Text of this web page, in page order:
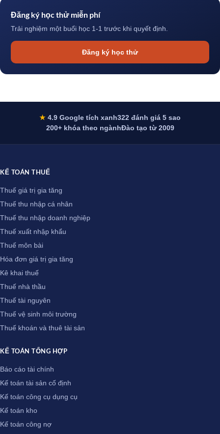
Đăng ký học thử miễn phí
Trải nghiệm một buổi học 1-1 trước khi quyết định.
Đăng ký học thử
★ 4.9 Google tích xanh322 đánh giá 5 sao
200+ khóa theo ngànhĐào tạo từ 2009
KẾ TOÁN THUẾ
Thuế giá trị gia tăng
Thuế thu nhập cá nhân
Thuế thu nhập doanh nghiệp
Thuế xuất nhập khẩu
Thuế môn bài
Hóa đơn giá trị gia tăng
Kê khai thuế
Thuế nhà thầu
Thuế tài nguyên
Thuế vệ sinh môi trường
Thuế khoán và thuê tài sản
KẾ TOÁN TỔNG HỢP
Báo cáo tài chính
Kế toán tài sản cố định
Kế toán công cụ dụng cụ
Kế toán kho
Kế toán công nợ